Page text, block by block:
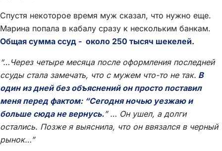
Спустя некоторое время муж сказал, что нужно еще.
Марина попала в кабалу сразу к нескольким банкам.
Общая сумма ссуд - около 250 тысяч шекелей.
“…Через четыре месяца после оформления последней
ссуды стала замечать, что с мужем что-то не так. В
один из дней без объяснений он просто поставил
меня перед фактом: “Сегодня ночью уезжаю и
больше сюда не вернусь.” … Он ушел, а долги
остались. Позже я выяснила, что он ввязался в черный
рынок…”